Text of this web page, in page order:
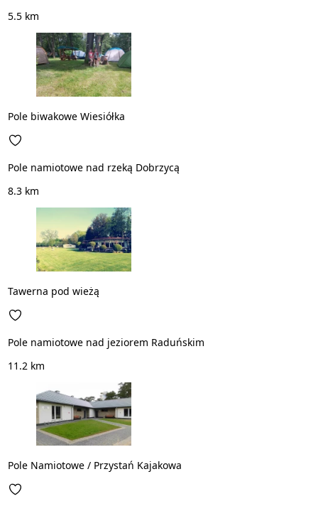
5.5 km
Pole biwakowe Wiesiółka
Pole namiotowe nad rzeką Dobrzycą
8.3 km
Tawerna pod wieżą
Pole namiotowe nad jeziorem Raduńskim
11.2 km
Pole Namiotowe / Przystań Kajakowa